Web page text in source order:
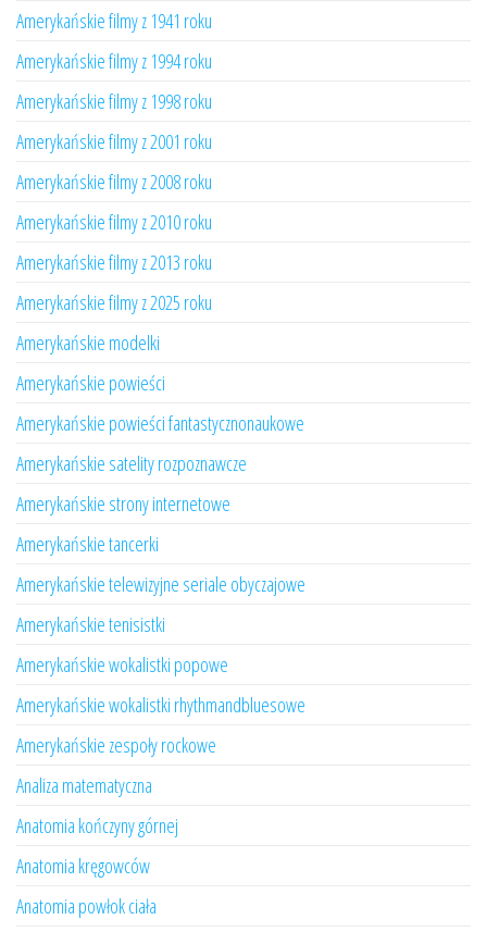
Amerykańskie filmy z 1941 roku
Amerykańskie filmy z 1994 roku
Amerykańskie filmy z 1998 roku
Amerykańskie filmy z 2001 roku
Amerykańskie filmy z 2008 roku
Amerykańskie filmy z 2010 roku
Amerykańskie filmy z 2013 roku
Amerykańskie filmy z 2025 roku
Amerykańskie modelki
Amerykańskie powieści
Amerykańskie powieści fantastycznonaukowe
Amerykańskie satelity rozpoznawcze
Amerykańskie strony internetowe
Amerykańskie tancerki
Amerykańskie telewizyjne seriale obyczajowe
Amerykańskie tenisistki
Amerykańskie wokalistki popowe
Amerykańskie wokalistki rhythmandbluesowe
Amerykańskie zespoły rockowe
Analiza matematyczna
Anatomia kończyny górnej
Anatomia kręgowców
Anatomia powłok ciała